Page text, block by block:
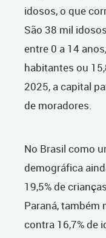
idosos, o que
São 38 mil
entre 0 a 14
habitantes ou
2025, a capital
de moradores.
No Brasil como
demográfica
19,5% de
Paraná, também
contra 16,7% de